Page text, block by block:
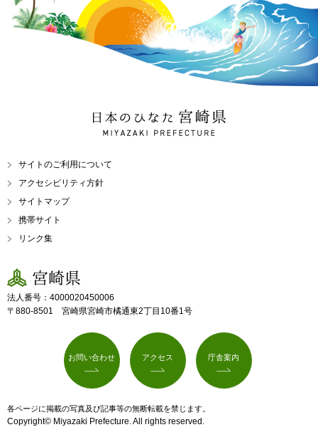
日本のひなた 宮崎県
MIYAZAKI PREFECTURE
サイトのご利用について
アクセシビリティ方針
サイトマップ
携帯サイト
リンク集
宮崎県
法人番号：4000020450006
〒880-8501 宮崎県宮崎市橘通東2丁目10番1号
お問い合わせ アクセス 庁舎案内
各ページに掲載の写真及び記事等の無断転載を禁じます。
Copyright© Miyazaki Prefecture. All rights reserved.